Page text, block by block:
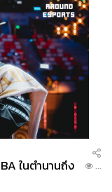
ในตำนานถึง
...